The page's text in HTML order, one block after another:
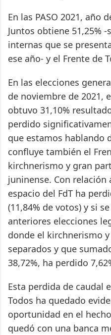
En las PASO 2021, año
Juntos obtiene 51,25%
internas que se
ese año- y el Frente de
En las elecciones
de noviembre de 2021,
obtuvo 31,10%
perdido
que estamos hablando
confluye también el
kirchnerismo y gran
juninense. Con relación
espacio del FdT ha
(11,84% de votos) y si
anteriores elecciones
donde el kirchnerismo
separados y que
38,72%, ha perdido
Esta perdida de caudal
Todos ha quedado
oportunidad en el
quedó con una banca